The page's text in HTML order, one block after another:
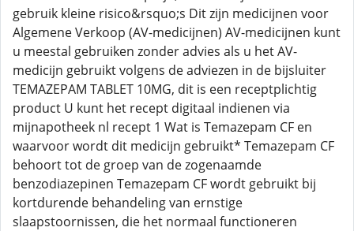
gebruik kleine risico&rsquo;s Dit zijn medicijnen voor
Algemene Verkoop (AV-medicijnen) AV-medicijnen kunt
u meestal gebruiken zonder advies als u het AV-
medicijn gebruikt volgens de adviezen in de bijsluiter
TEMAZEPAM TABLET 10MG, dit is een receptplichtig
product U kunt het recept digitaal indienen via
mijnapotheek nl recept 1 Wat is Temazepam CF en
waarvoor wordt dit medicijn gebruikt* Temazepam CF
behoort tot de groep van de zogenaamde
benzodiazepinen Temazepam CF wordt gebruikt bij
kortdurende behandeling van ernstige
slaapstoornissen, die het normaal functioneren